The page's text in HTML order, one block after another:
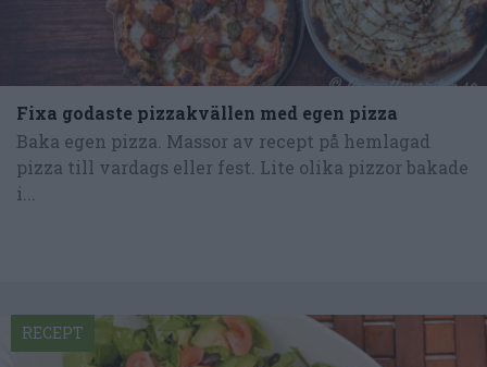
Fixa godaste pizzakvällen med egen pizza
Baka egen pizza. Massor av recept på hemlagad
pizza till vardags eller fest. Lite olika pizzor bakade
i...
RECEPT